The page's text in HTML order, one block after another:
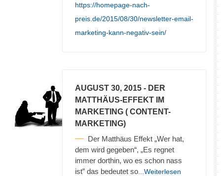
https://homepage-nach-
preis.de/2015/08/30/newsletter-email-
marketing-kann-negativ-sein/
AUGUST 30, 2015 - DER
MATTHÄUS-EFFEKT IM
MARKETING ( CONTENT-
MARKETING)
Der Matthäus Effekt „Wer hat,
dem wird gegeben“, „Es regnet
immer dorthin, wo es schon nass
ist” das bedeutet so ...Weiterlesen